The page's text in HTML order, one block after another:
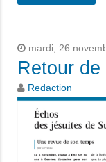
mardi, 26
Retour de
Redaction